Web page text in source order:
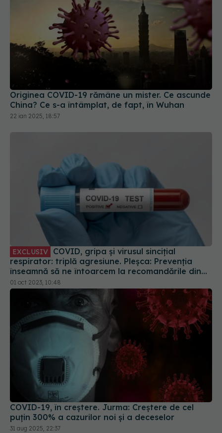
Originea COVID-19 rămâne un mister. Ce ascunde
China? Ce s-a întâmplat, de fapt, în Wuhan
22 ian 2025, 18:57
EXCLUSIV
respirator: triplă agresiune. Pleșca: Prevenția
înseamnă să ne întoarcem la recomandările din
timpul pandemiei!
01 oct 2023, 10:48
COVID-19, în creștere. Jurma: Creștere de cel
puțin 300% a cazurilor noi și a deceselor
31 aug 2025, 22:37